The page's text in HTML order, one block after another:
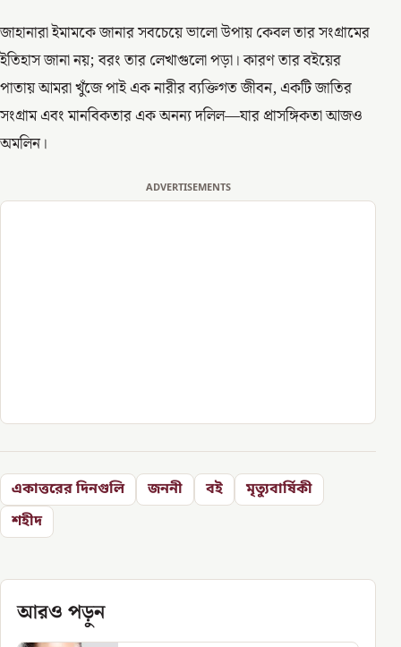
জাহানারা ইমামকে জানার সবচেয়ে ভালো উপায় কেবল তার সংগ্রামের
ইতিহাস জানা নয়; বরং তার লেখাগুলো পড়া। কারণ তার বইয়ের
পাতায় আমরা খুঁজে পাই এক নারীর ব্যক্তিগত জীবন, একটি জাতির
সংগ্রাম এবং মানবিকতার এক অনন্য দলিল—যার প্রাসঙ্গিকতা আজও
অমলিন।
ADVERTISEMENTS
একাত্তরের দিনগুলি জননী বই
মৃত্যুবার্ষিকী
শহীদ
আরও পড়ুন